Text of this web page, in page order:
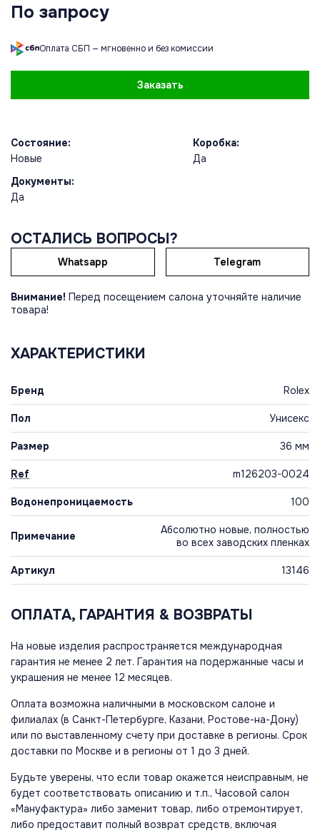
По запросу
Оплата СБП — мгновенно и без комиссии
Заказать
Состояние:
Новые
Коробка:
Да
Документы:
Да
ОСТАЛИСЬ ВОПРОСЫ?
Whatsapp Telegram
Внимание! Перед посещением салона уточняйте наличие
товара!
ХАРАКТЕРИСТИКИ
Бренд Rolex
Пол Унисекс
Размер 36 мм
Ref m126203-0024
Водонепроницаемость 100
Примечание
Абсолютно новые, полностью
во всех заводских пленках
Артикул 13146
ОПЛАТА, ГАРАНТИЯ & ВОЗВРАТЫ
На новые изделия распространяется международная
гарантия не менее 2 лет. Гарантия на подержанные часы и
украшения не менее 12 месяцев.
Оплата возможна наличными в московском салоне и
филиалах (в Санкт-Петербурге, Казани, Ростове-на-Дону)
или по выставленному счету при доставке в регионы. Срок
доставки по Москве и в регионы от 1 до 3 дней.
Будьте уверены, что если товар окажется неисправным, не
будет соответствовать описанию и т.п., Часовой салон
«Мануфактура» либо заменит товар, либо отремонтирует,
либо предоставит полный возврат средств, включая